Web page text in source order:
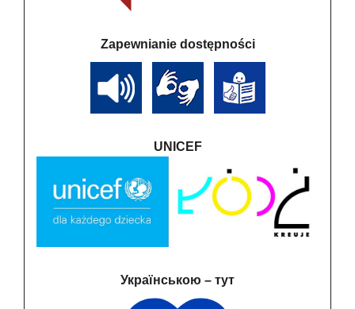
Zapewnianie dostępności
UNICEF
Українською – тут